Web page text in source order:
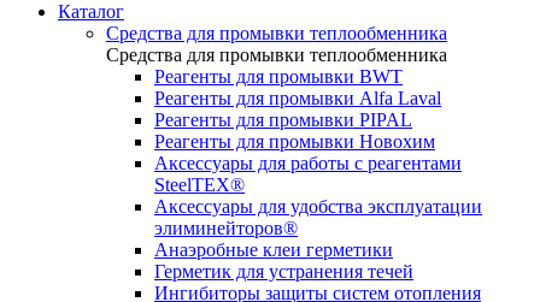
Каталог
Средства для промывки теплообменника
Средства для промывки теплообменника
Реагенты для промывки BWT
Реагенты для промывки Alfa Laval
Реагенты для промывки PIPAL
Реагенты для промывки Новохим
Аксессуары для работы с реагентами
SteelTEX®
Аксессуары для удобства эксплуатации
элиминейторов®
Анаэробные клеи герметики
Герметик для устранения течей
Ингибиторы защиты систем отопления